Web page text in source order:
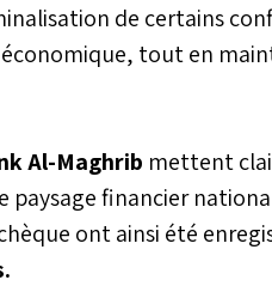
de certains
tout en
Al-Maghrib mettent
paysage financier
ont ainsi été